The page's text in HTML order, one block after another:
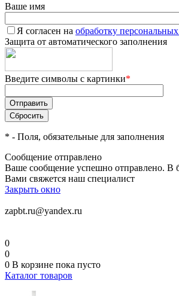
Ваше имя
Я согласен на обработку
Защита от автоматического заполнения
Введите символы с картинки*
* - Поля, обязательные для заполнения
Сообщение отправлено
Ваше сообщение успешно отправлено. В
Вами свяжется наш специалист
Закрыть окно
zapbt.ru@yandex.ru
0
0
0 В корзине пока пусто
Каталог товаров